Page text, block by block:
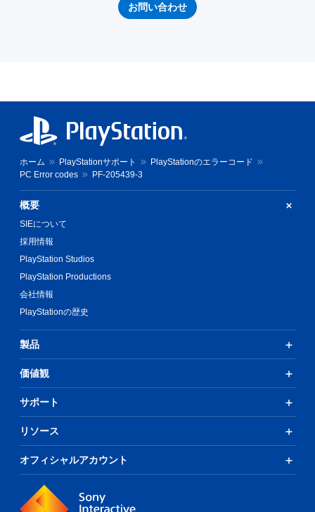
お問い合わせ
ホーム PlayStationサポート
PlayStationのエラーコード
PC Error codes
PF-205439-3
概要
SIEについて
採用情報
PlayStation Studios
PlayStation Productions
会社情報
PlayStationの歴史
製品
価値観
サポート
リソース
オフィシャルアカウント